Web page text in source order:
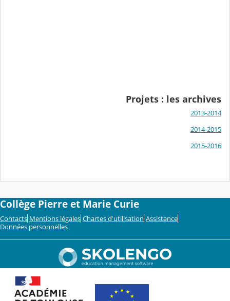
Projets : les archives
2013-2014
2014-2015
2015-2016
Collège Pierre et Marie Curie
Contacts Mentions légales Chartes d'utilisation Assistance
Données personnelles